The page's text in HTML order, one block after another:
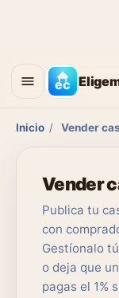
Inicio / Vender
Vender
Publica tu
con
Gestíonalo
o deja que
pagas el 1%